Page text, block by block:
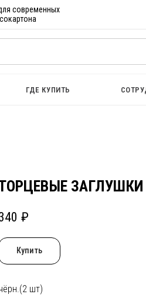
современных
ГДЕ КУПИТЬ
ЗАГЛУШКИ
₽
Купить
шт)